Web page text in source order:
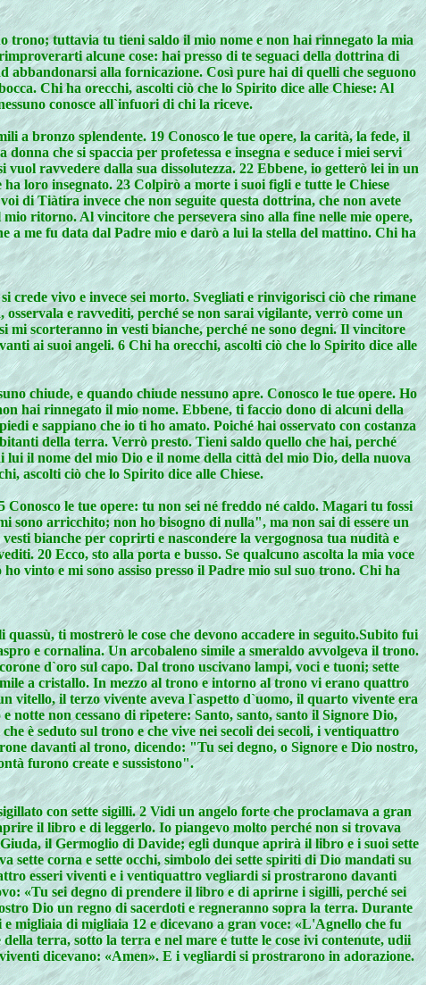
trono; tuttavia tu tieni saldo il mio nome e non hai rinnegato la mia
alcune cose: hai presso di te seguaci della dottrina di
abbandonarsi alla fornicazione. Così pure hai di quelli che seguono
Chi ha orecchi, ascolti ciò che lo Spirito dice alle Chiese: Al
conosce all`infuori di chi la riceve.
a bronzo splendente. 19 Conosco le tue opere, la carità, la fede, il
che si spaccia per profetessa e insegna e seduce i miei servi
ravvedere dalla sua dissolutezza. 22 Ebbene, io getterò lei in un
loro insegnato. 23 Colpirò a morte i suoi figli e tutte le Chiese
di Tiàtira invece che non seguite questa dottrina, che non avete
ritorno. Al vincitore che persevera sino alla fine nelle mie opere,
a me fu data dal Padre mio e darò a lui la stella del mattino. Chi ha
crede vivo e invece sei morto. Svegliati e rinvigorisci ciò che rimane
e ravvediti, perché se non sarai vigilante, verrò come un
mi scorteranno in vesti bianche, perché ne sono degni. Il vincitore
ai suoi angeli. 6 Chi ha orecchi, ascolti ciò che lo Spirito dice alle
chiude, e quando chiude nessuno apre. Conosco le tue opere. Ho
hai rinnegato il mio nome. Ebbene, ti faccio dono di alcuni della
e sappiano che io ti ho amato. Poiché hai osservato con costanza
della terra. Verrò presto. Tieni saldo quello che hai, perché
il nome del mio Dio e il nome della città del mio Dio, della nuova
ascolti ciò che lo Spirito dice alle Chiese.
le tue opere: tu non sei né freddo né caldo. Magari tu fossi
sono arricchito; non ho bisogno di nulla", ma non sai di essere un
bianche per coprirti e nascondere la vergognosa tua nudità e
20 Ecco, sto alla porta e busso. Se qualcuno ascolta la mia voce
vinto e mi sono assiso presso il Padre mio sul suo trono. Chi ha
ti mostrerò le cose che devono accadere in seguito.Subito fui
e cornalina. Un arcobaleno simile a smeraldo avvolgeva il trono.
d`oro sul capo. Dal trono uscivano lampi, voci e tuoni; sette
a cristallo. In mezzo al trono e intorno al trono vi erano quattro
vitello, il terzo vivente aveva l`aspetto d`uomo, il quarto vivente era
non cessano di ripetere: Santo, santo, santo il Signore Dio,
è seduto sul trono e che vive nei secoli dei secoli, i ventiquattro
davanti al trono, dicendo: "Tu sei degno, o Signore e Dio nostro,
furono create e sussistono".
con sette sigilli. 2 Vidi un angelo forte che proclamava a gran
il libro e di leggerlo. Io piangevo molto perché non si trovava
il Germoglio di Davide; egli dunque aprirà il libro e i suoi sette
corna e sette occhi, simbolo dei sette spiriti di Dio mandati su
esseri viventi e i ventiquattro vegliardi si prostrarono davanti
«Tu sei degno di prendere il libro e di aprirne i sigilli, perché sei
Dio un regno di sacerdoti e regneranno sopra la terra. Durante
di migliaia 12 e dicevano a gran voce: «L'Agnello che fu
terra, sotto la terra e nel mare e tutte le cose ivi contenute, udii
dicevano: «Amen». E i vegliardi si prostrarono in adorazione.